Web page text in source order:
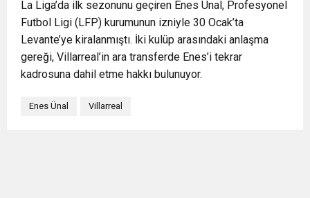
La Liga’da ilk sezonunu geçiren Enes Ünal, Profesyonel
Futbol Ligi (LFP) kurumunun izniyle 30 Ocak’ta
Levante’ye kiralanmıştı. İki kulüp arasındaki anlaşma
gereği, Villarreal’in ara transferde Enes’i tekrar
kadrosuna dahil etme hakkı bulunuyor.
Enes Ünal Villarreal